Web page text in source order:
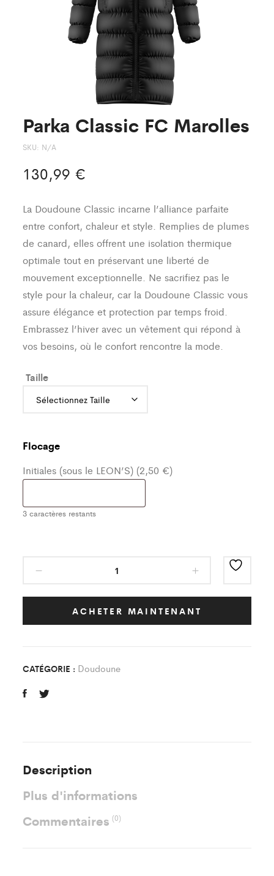
Parka Classic FC Marolles
SKU: N/A
130,99 €
La Doudoune Classic incarne l’alliance parfaite
entre confort, chaleur et style. Remplies de plumes
de canard, elles offrent une isolation thermique
optimale tout en préservant une liberté de
mouvement exceptionnelle. Ne sacrifiez pas le
style pour la chaleur, car la Doudoune Classic vous
assure élégance et protection par temps froid.
Embrassez l’hiver avec un vêtement qui répond à
vos besoins, où le confort rencontre la mode.
Taille
Flocage
Initiales (sous le LEON’S) (2,50 €)
3 caractères restants
FC
Marolles
quantity
ACHETER MAINTENANT
CATÉGORIE : Doudoune
Description
Plus d'informations
Commentaires(0)